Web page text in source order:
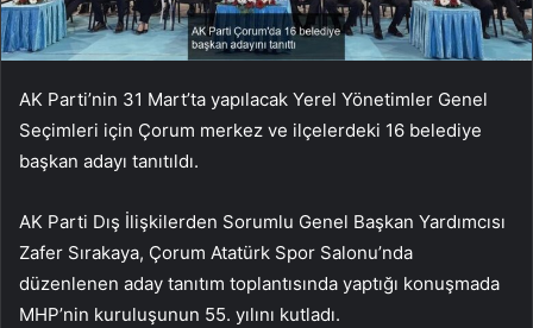
AK Parti’nin 31 Mart’ta yapılacak Yerel Yönetimler Genel
Seçimleri için Çorum merkez ve ilçelerdeki 16 belediye
başkan adayı tanıtıldı.
AK Parti Dış İlişkilerden Sorumlu Genel Başkan Yardımcısı
Zafer Sırakaya, Çorum Atatürk Spor Salonu’nda
düzenlenen aday tanıtım toplantısında yaptığı konuşmada
MHP’nin kuruluşunun 55. yılını kutladı.